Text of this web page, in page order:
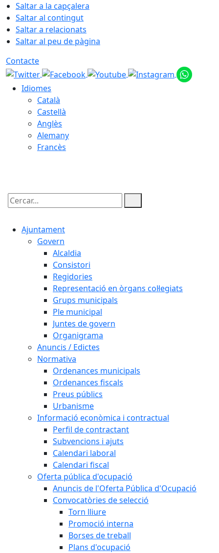
Saltar a la capçalera
Saltar al contingut
Saltar a relacionats
Saltar al peu de pàgina
Contacte
Idiomes
Català
Castellà
Anglès
Alemany
Francès
Cercar:
Ajuntament
Govern
Alcaldia
Consistori
Regidories
Representació en òrgans col·legiats
Grups municipals
Ple municipal
Juntes de govern
Organigrama
Anuncis / Edictes
Normativa
Ordenances municipals
Ordenances fiscals
Preus públics
Urbanisme
Informació econòmica i contractual
Perfil de contractant
Subvencions i ajuts
Calendari laboral
Calendari fiscal
Oferta pública d'ocupació
Anuncis de l'Oferta Pública d'Ocupació
Convocatòries de selecció
Torn lliure
Promoció interna
Borses de treball
Plans d'ocupació